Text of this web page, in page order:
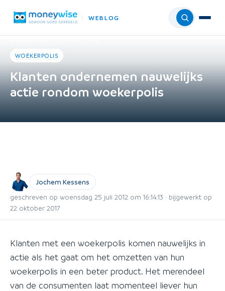
WEBLOG Menu
WOEKERPOLIS
Klanten ondernemen nauwelijks
actie rondom woekerpolis
Jochem Kessens
geschreven op woensdag 25 juli 2012 om 16:14:13 · bijgewerkt op
22 oktober 2017
Klanten met een woekerpolis komen nauwelijks in
actie als het gaat om het omzetten van hun
woekerpolis in een beter product. Het merendeel
van de consumenten laat momenteel liever hun